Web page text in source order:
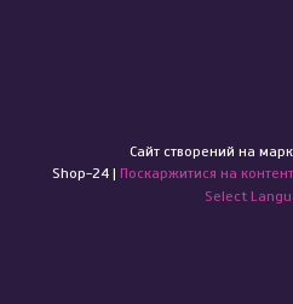
Сайт створений на
Shop-24 | Поскаржитися на контент
Select